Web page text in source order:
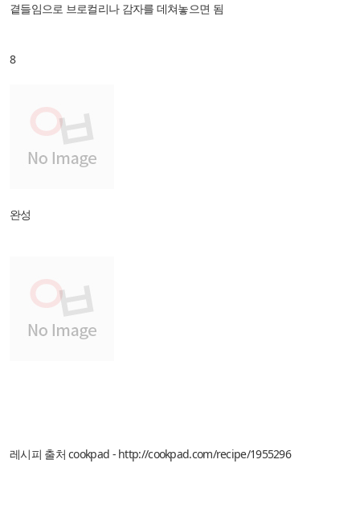
곁들임으로 브로컬리나 감자를 데쳐놓으면 됨
8
완성
레시피 출처 cookpad - http://cookpad.com/recipe/1955296